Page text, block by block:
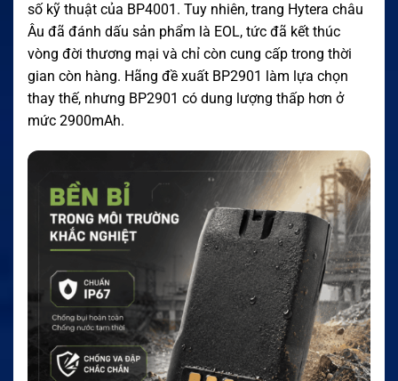
số kỹ thuật của BP4001. Tuy nhiên, trang Hytera châu
Âu đã đánh dấu sản phẩm là EOL, tức đã kết thúc
vòng đời thương mại và chỉ còn cung cấp trong thời
gian còn hàng. Hãng đề xuất BP2901 làm lựa chọn
thay thế, nhưng BP2901 có dung lượng thấp hơn ở
mức 2900mAh.